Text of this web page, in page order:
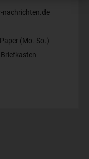
(Mo.-So.)